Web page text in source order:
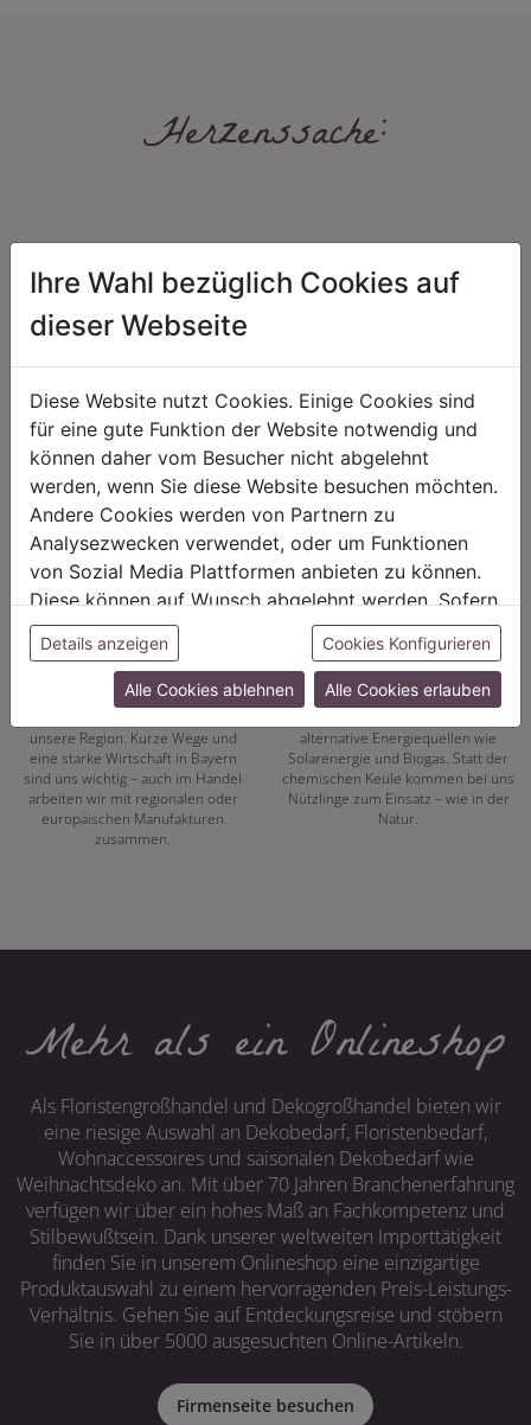
Herzenssache:
Unser Sortiment steht für ein
positives Lebensgefühl. Wir
schenken natürliche, stilvolle
Momente für harmonische Stunden
zu Hause – den Ort, an dem
Menschen sich geborgen fühlen und
positive Energie schöpfen.
Nicht immer ist der günstigste Preis
auch ein guter Preis. Wir handeln
fair – im Hinblick auf unsere
Kalkulation, angemessene
Entlohnung und unsere
Geschäftsbeziehungen.
REGIONALITÄT
Mit unserer eigenen
unsere Region. Kurze Wege und
eine starke Wirtschaft in Bayern
sind uns wichtig – auch im Handel
arbeiten wir mit regionalen oder
europäischen Manufakturen
zusammen.
NACHHALTIGKEIT
Energiewende hat bei uns Tradition.
alternative Energiequellen wie
Solarenergie und Biogas. Statt der
chemischen Keule kommen bei uns
Nützlinge zum Einsatz – wie in der
Natur.
Mehr als ein Onlineshop
Als Floristengroßhandel und Dekogroßhandel bieten wir
eine riesige Auswahl an Dekobedarf, Floristenbedarf,
Wohnaccessoires und saisonalen Dekobedarf wie
Weihnachtsdeko an. Mit über 70 Jahren Branchenerfahrung
verfügen wir über ein hohes Maß an Fachkompetenz und
Stilbewußtsein. Dank unserer weltweiten Importtätigkeit
finden Sie in unserem Onlineshop eine einzigartige
Produktauswahl zu einem hervorragenden Preis-Leistungs-
Verhältnis. Gehen Sie auf Entdeckungsreise und stöbern
Sie in über 5000 ausgesuchten Online-Artikeln.
Firmenseite besuchen
Ihre Wahl bezüglich Cookies auf
dieser Webseite
Diese Website nutzt Cookies. Einige Cookies sind
für eine gute Funktion der Website notwendig und
können daher vom Besucher nicht abgelehnt
werden, wenn Sie diese Website besuchen möchten.
Andere Cookies werden von Partnern zu
Analysezwecken verwendet, oder um Funktionen
von Sozial Media Plattformen anbieten zu können.
Diese können auf Wunsch abgelehnt werden. Sofern
sie unsere Webseite weiter nutzen, geben Sie
Einwilligung zu unseren Cookies.
Details anzeigen Cookies Konfigurieren
Alle Cookies ablehnen Alle Cookies erlauben